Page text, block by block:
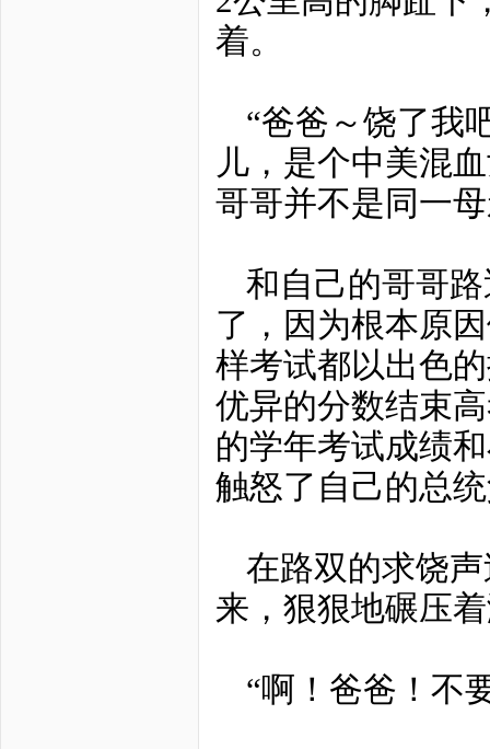
着。
“爸爸～饶了我
儿，是个中美混
哥哥并不是同一
和自己的哥哥
了，因为根本原
样考试都以出色
优异的分数结束
的学年考试成绩
触怒了自己的总
在路双的求饶
来，狠狠地碾压
“啊！爸爸！